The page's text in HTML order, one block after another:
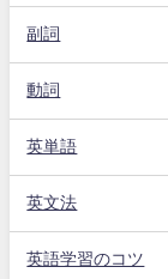
副詞
動詞
英単語
英文法
英語学習のコツ